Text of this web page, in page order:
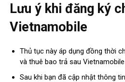
Lưu ý khi đăng ký
Vietnamobile
Thủ tục này áp dụng đồng thời
và thuê bao trả sau Vietnamobile
Sau khi bạn đã cập nhật thông